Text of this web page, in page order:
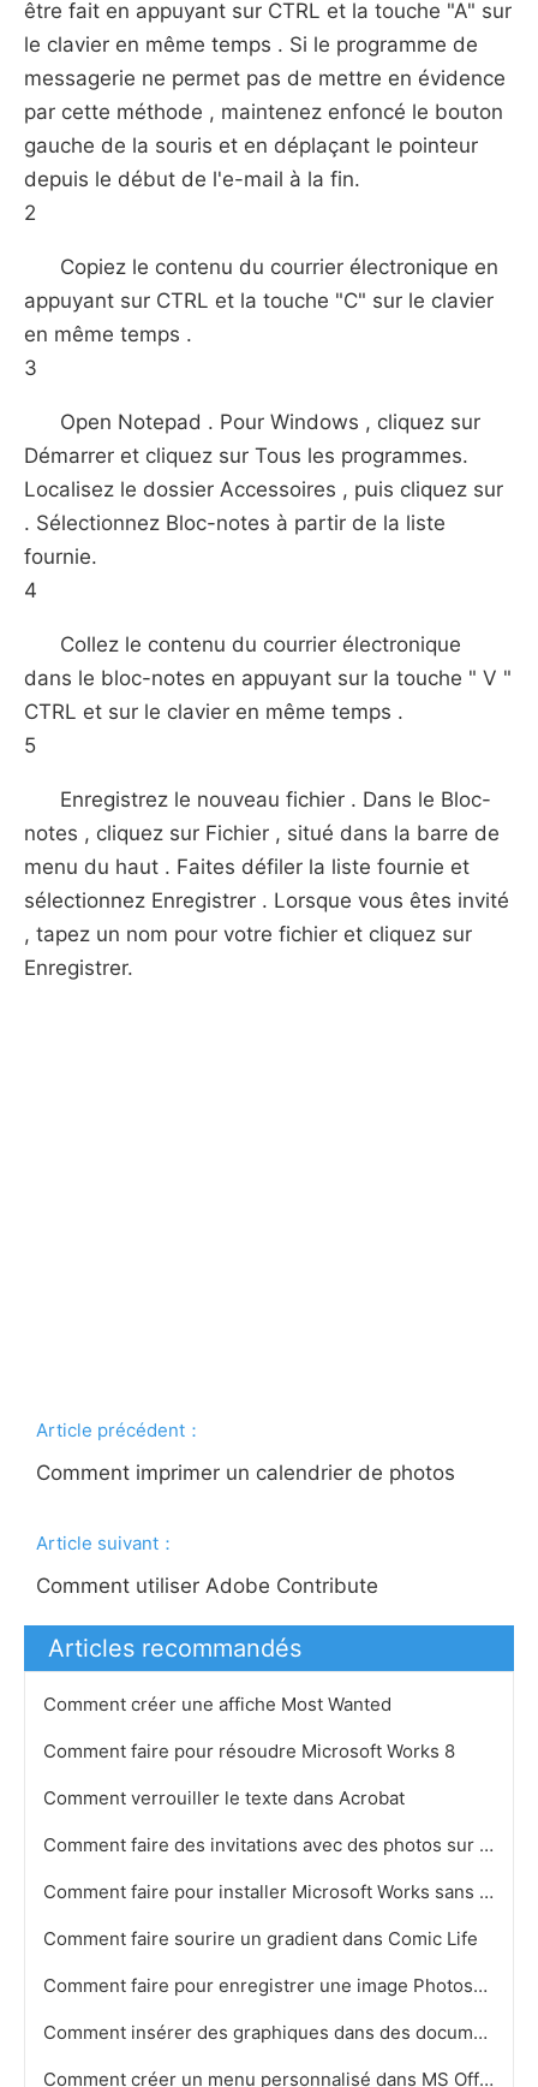
être fait en appuyant sur CTRL et la touche "A" sur
le clavier en même temps . Si le programme de
messagerie ne permet pas de mettre en évidence
par cette méthode , maintenez enfoncé le bouton
gauche de la souris et en déplaçant le pointeur
depuis le début de l'e-mail à la fin.
2
Copiez le contenu du courrier électronique en
appuyant sur CTRL et la touche "C" sur le clavier
en même temps .
3
Open Notepad . Pour Windows , cliquez sur
Démarrer et cliquez sur Tous les programmes.
Localisez le dossier Accessoires , puis cliquez sur
. Sélectionnez Bloc-notes à partir de la liste
fournie.
4
Collez le contenu du courrier électronique
dans le bloc-notes en appuyant sur la touche " V "
CTRL et sur ​​le clavier en même temps .
5
Enregistrez le nouveau fichier . Dans le Bloc-
notes , cliquez sur Fichier , situé dans la barre de
menu du haut . Faites défiler la liste fournie et
sélectionnez Enregistrer . Lorsque vous êtes invité
, tapez un nom pour votre fichier et cliquez sur
Enregistrer.
Article précédent：
Comment imprimer un calendrier de photos
Article suivant：
Comment utiliser Adobe Contribute
Articles recommandés
Comment créer une affiche Most Wanted
Comment faire pour résoudre Microsoft Works 8
Comment verrouiller le texte dans Acrobat
Comment faire des invitations avec des photos sur postales
Comment faire pour installer Microsoft Works sans disque
Comment faire sourire un gradient dans Comic Life
Comment faire pour enregistrer une image Photoshop pour un format de fichier Alternative
Comment insérer des graphiques dans des documents PageMaker
Comment créer un menu personnalisé dans MS Office 2007